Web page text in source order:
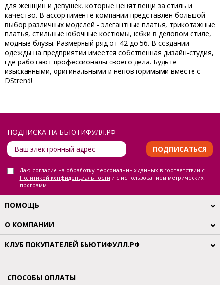
для женщин и девушек, которые ценят вещи за стиль и
качество. В ассортименте компании представлен большой
выбор различных моделей - элегантные платья, трикотажные
платья, стильные юбочные костюмы, юбки в деловом стиле,
модные блузы. Размерный ряд от 42 до 56. В создании
одежды на предприятии имеется собственная дизайн-студия,
где работают профессионалы своего дела. Будьте
изысканными, оригинальными и неповторимыми вместе с
DStrend!
ПОДПИСКА НА БЬЮТИФУЛЛ.РФ
ПОДПИСАТЬСЯ
Даю согласие на обработку персональных данныхв соответствии с
Политикой конфиденциальности и с использованием метрических
программ
ПОМОЩЬ
О КОМПАНИИ
КЛУБ ПОКУПАТЕЛЕЙ БЬЮТИФУЛЛ.РФ
СПОСОБЫ ОПЛАТЫ